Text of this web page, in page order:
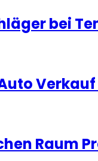
bei
Raum